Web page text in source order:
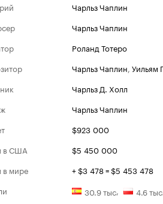
Чарльз Чаплин
Чарльз Чаплин
Роланд Тотеро
Чарльз Чаплин, Уильям
Чарльз Д. Холл
Чарльз Чаплин
$923 000
в США
$5 450 000
мире
+ $3 478 = $5 453 478
30.9 тыс, 4.6 тыс